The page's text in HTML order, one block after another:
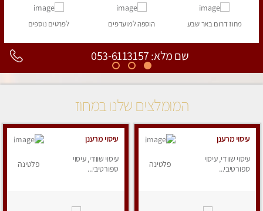
מחוז דרוםבאר שבע הוספהלמועדפים לפרטים נוספים
שם מלא: 053-6113157
המומלצים שלנו במחוז
עיסוי מרענן
עיסוי שוודי, עיסוי
ספורטיבי...
פלטינה
עיסוי מרענן
עיסוי שוודי, עיסוי
ספורטיבי...
פלטינה